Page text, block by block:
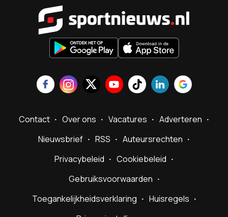
Contact Over ons Vacatures
Adverteren
Nieuwsbrief
RSS
Auteursrechten
Privacybeleid
Cookiebeleid
Gebruiksvoorwaarden
Toegankelijkheidsverklaring
Huisregels